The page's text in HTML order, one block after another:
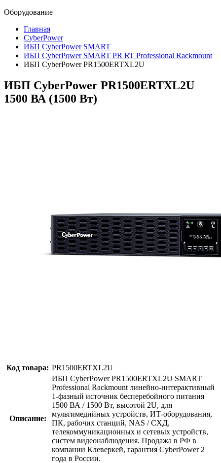
Оборудование
Главная
CyberPower
ИБП CyberPower SMART
ИБП CyberPower SMART PR RT Professional Rackmount
ИБП CyberPower PR1500ERTXL2U
ИБП CyberPower PR1500ERTXL2U
1500 ВА (1500 Вт)
Код товара: PR1500ERTXL2U
Описание:
ИБП CyberPower PR1500ERTXL2U SMART
Professional Rackmount линейно-интерактивный
1-фазный источник бесперебойного питания
1500 ВА / 1500 Вт, высотой 2U, для
мультимедийных устройств, ИТ-оборудования,
ПК, рабочих станций, NAS / СХД,
телекоммуникационных и сетевых устройств,
систем видеонаблюдения. Продажа в РФ в
компании Клеверкей, гарантия CyberPower 2
года в России.